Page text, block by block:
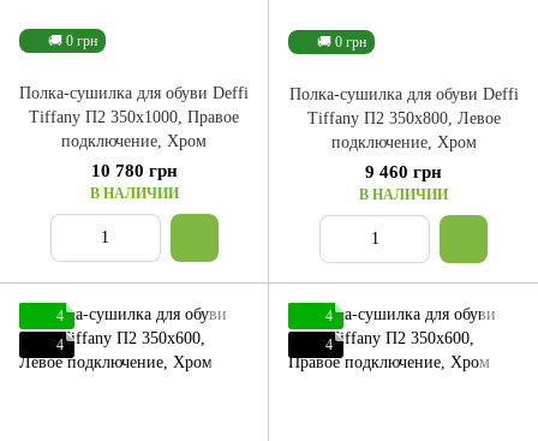
🚚 0 грн
Полка-сушилка для обуви Deffi
Tiffany П2 350x1000, Правое
подключение, Хром
10 780 грн
В НАЛИЧИИ
🚚 0 грн
Полка-сушилка для обуви Deffi
Tiffany П2 350x800, Левое
подключение, Хром
9 460 грн
В НАЛИЧИИ
4
4
4
4